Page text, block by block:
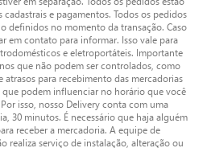
e pagamentos. Todos os pedidos
definidos no momento da transação. Caso
em contato para informar. Isso vale para
e eletroportáteis. Importante
que não podem ser controlados, como
para recebimento das mercadorias
podem influenciar no horário que você
isso, nosso Delivery conta com uma
30 minutos. É necessário que haja alguém
receber a mercadoria. A equipe de
realiza serviço de instalação, alteração ou